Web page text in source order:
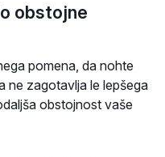
obstojne
pomena, da nohte
ne zagotavlja le lepšega
obstojnost vaše